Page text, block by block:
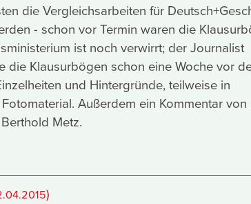
die Vergleichsarbeiten für
- schon vor Termin waren die
ist noch verwirrt; der Journalist
die Klausurbögen schon eine Woche vor
und Hintergründe, teilweise in
Außerdem ein Kommentar von
Metz.
)